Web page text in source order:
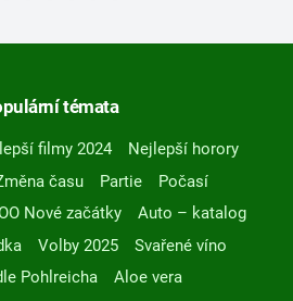
témata
filmy 2024
Nejlepší horory
času Partie
Počasí
Nové začátky
Auto – katalog
Volby 2025
Svařené víno
Pohlreicha
Aloe vera